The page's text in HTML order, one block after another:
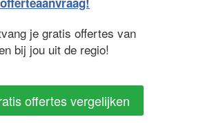
je gratis offertes van
bij jou uit de regio!
offertes vergelijken